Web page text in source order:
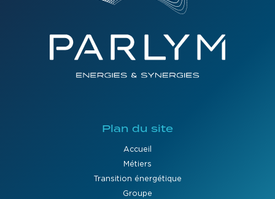
Plan du site
Accueil
Métiers
Transition énergétique
Groupe